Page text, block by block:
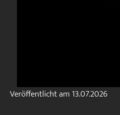
Veröffentlicht am 13.07.2026